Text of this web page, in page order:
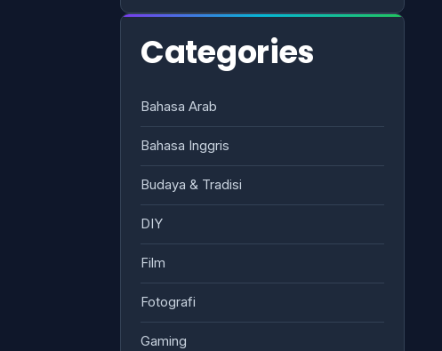
Categories
Bahasa Arab
Bahasa Inggris
Budaya & Tradisi
DIY
Film
Fotografi
Gaming